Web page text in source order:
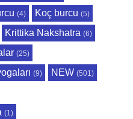
(4) Koç burcu (5)
Krittika Nakshatra (6)
(25)
(9) NEW (501)
(1)